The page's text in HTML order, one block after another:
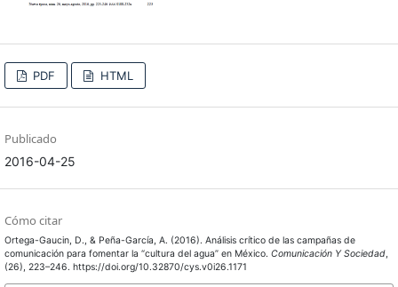
PDF HTML
Publicado
2016-04-25
Cómo citar
Ortega-Gaucin, D., & Peña-García, A. (2016). Análisis crítico de las campañas de
comunicación para fomentar la “cultura del agua” en México. Comunicación Y Sociedad,
(26), 223–246. https://doi.org/10.32870/cys.v0i26.1171